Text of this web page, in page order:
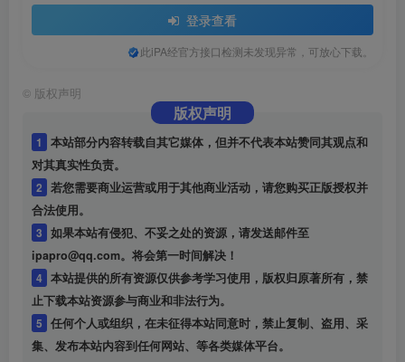
登录查看
此iPA经官方接口检测未发现异常，可放心下载。
© 版权声明
版权声明
1
本站部分内容转载自其它媒体，但并不代表本站赞同其观点和
对其真实性负责。
2 若您需要商业运营或用于其他商业活动，请您购买正版授权并
合法使用。
3 如果本站有侵犯、不妥之处的资源，请发送邮件至
ipapro@qq.com。将会第一时间解决！
4 本站提供的所有资源仅供参考学习使用，版权归原著所有，禁
止下载本站资源参与商业和非法行为。
5 任何个人或组织，在未征得本站同意时，禁止复制、盗用、采
集、发布本站内容到任何网站、等各类媒体平台。